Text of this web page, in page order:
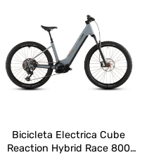
Bicicleta Electrica Cube
Reaction Hybrid Race 800